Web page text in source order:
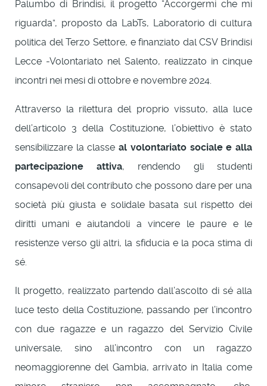
Palumbo di Brindisi, il progetto “Accorgermi che mi
riguarda”, proposto da LabTs, Laboratorio di cultura
politica del Terzo Settore, e finanziato dal CSV Brindisi
Lecce -Volontariato nel Salento, realizzato in cinque
incontri nei mesi di ottobre e novembre 2024.
Attraverso la rilettura del proprio vissuto, alla luce
dell’articolo 3 della Costituzione, l’obiettivo è stato
sensibilizzare la classeal volontariato sociale e alla
partecipazione attiva, rendendo gli studenti
consapevoli del contributo che possono dare per una
società più giusta e solidale basata sul rispetto dei
diritti umani e aiutandoli a vincere le paure e le
resistenze verso gli altri, la sfiducia e la poca stima di
sé.
Il progetto, realizzato partendo dall’ascolto di sé alla
luce testo della Costituzione, passando per l’incontro
con due ragazze e un ragazzo del Servizio Civile
universale, sino all’incontro con un ragazzo
neomaggiorenne del Gambia, arrivato in Italia come